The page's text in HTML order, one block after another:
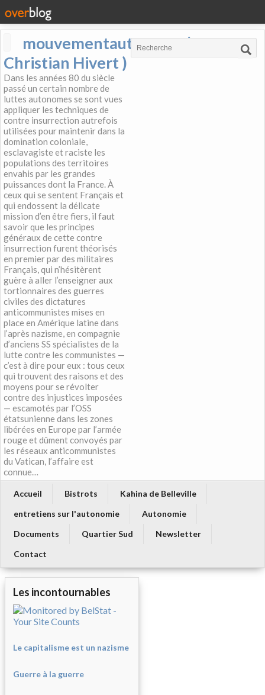
mouvementautonome (
Christian Hivert )
Dans les années 80 du siècle
passé un certain nombre de
luttes autonomes se sont vues
appliquer les techniques de
contre insurrection autrefois
utilisées pour maintenir dans la
domination coloniale,
esclavagiste et raciste les
populations des territoires
envahis par les grandes
puissances dont la France. À
ceux qui se sentent Français et
qui endossent la délicate
mission d’en être fiers, il faut
savoir que les principes
généraux de cette contre
insurrection furent théorisés
en premier par des militaires
Français, qui n’hésitèrent
guère à aller l’enseigner aux
tortionnaires des guerres
civiles des dictatures
anticommunistes mises en
place en Amérique latine dans
l’après nazisme, en compagnie
d’anciens SS spécialistes de la
lutte contre les communistes —
c’est à dire pour eux : tous ceux
qui trouvent des raisons et des
moyens pour se révolter
contre des injustices imposées
— escamotés par l’OSS
étatsunienne dans les zones
libérées en Europe par l’armée
rouge et dûment convoyés par
les réseaux anticommunistes
du Vatican, l’affaire est
connue…
Accueil Bistrots
Kahina de Belleville
entretiens sur l'autonomie
Autonomie
Documents
Quartier Sud
Newsletter
Contact
Les incontournables
Le capitalisme est un nazisme
Guerre à la guerre